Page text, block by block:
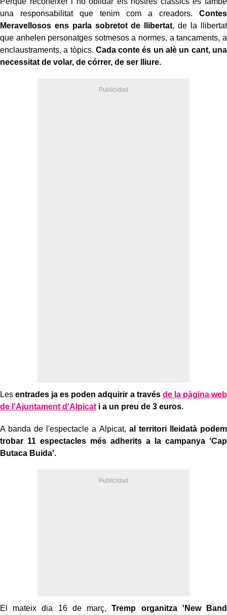
una responsabilitat que tenim com a creadors. Contes
Meravellosos ens parla sobretot de llibertat, de la llibertat
que anhelen personatges sotmesos a normes, a tancaments, a
enclaustraments, a tòpics. Cada conte és un alè un cant, una
necessitat de volar, de córrer, de ser lliure.
Lesentrades ja es poden adquirir a través de la pàgina web
de l'Ajuntament d'Alpicat i a un preu de 3 euros.
A banda de l'espectacle a Alpicat, al territori lleidatà podem
trobar 11 espectacles més adherits a la campanya 'Cap
Butaca Buida'.
El mateix dia 16 de març, Tremp organitza 'New Band